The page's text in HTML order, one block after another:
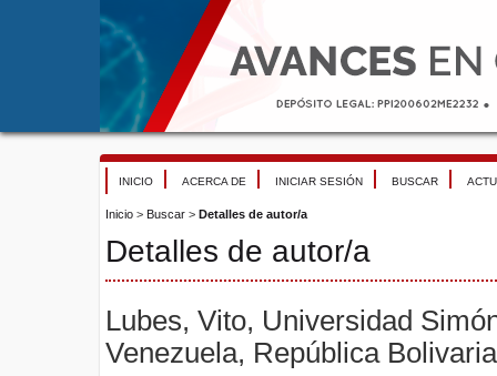
INICIO ACERCA DE INICIAR SESIÓN BUSCAR
Inicio > Buscar > Detalles de autor/a
Detalles de autor/a
Lubes, Vito, Universidad
Venezuela, República